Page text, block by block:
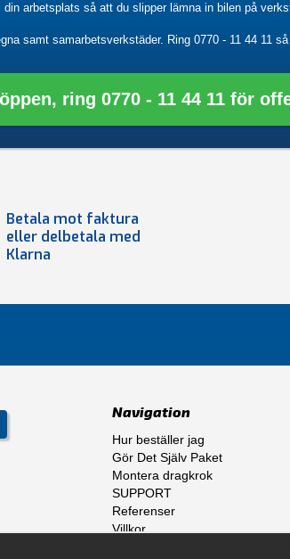
arbetsplats så att du slipper lämna in bilen på
samt samarbetsverkstäder. Ring 0770 - 11 44 11
ring 0770 - 11 44 11 för
Betala mot faktura
eller delbetala med
Klarna
Navigation
Hur beställer jag
Gör Det Själv Paket
Montera dragkrok
SUPPORT
Referenser
Villkor